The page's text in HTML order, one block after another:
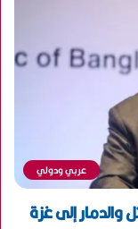
عربي ودولي
إلى غزة